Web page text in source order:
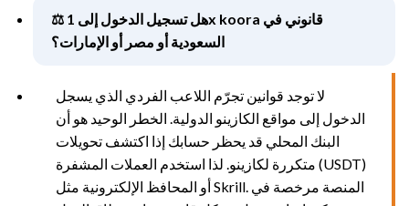
⚖️ هل تسجيل الدخول إلى 1x koora قانوني في
السعودية أو مصر أو الإمارات؟
لا توجد قوانين تجرّم اللاعب الفردي الذي يسجل
الدخول إلى مواقع الكازينو الدولية. الخطر الوحيد هو أن
البنك المحلي قد يحظر حسابك إذا اكتشف تحويلات
متكررة لكازينو. لذا استخدم العملات المشفرة (USDT)
أو المحافظ الإلكترونية مثل Skrill. المنصة مرخصة في